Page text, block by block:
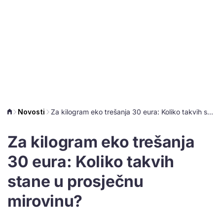
Novosti Za kilogram eko trešanja 30 eura: Koliko takvih stane u prosječnu mirovinu?
Za kilogram eko trešanja
30 eura: Koliko takvih
stane u prosječnu
mirovinu?